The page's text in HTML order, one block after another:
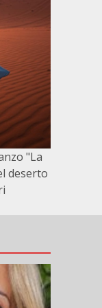
"La
deserto